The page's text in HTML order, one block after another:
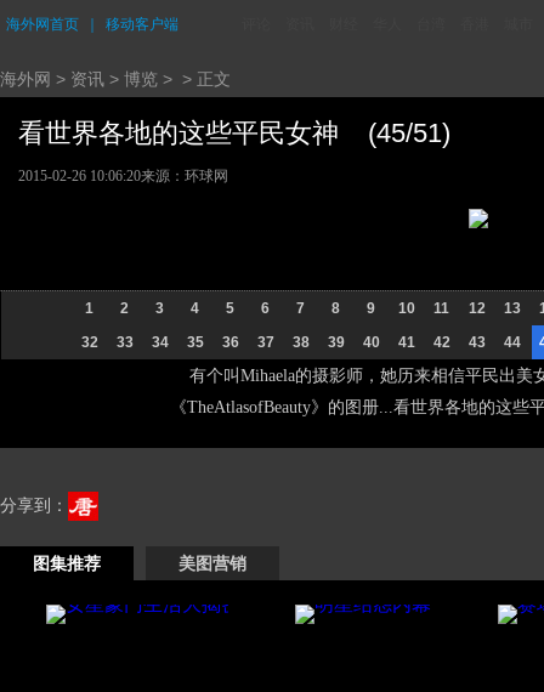
海外网首页 移动客户端
海外网 > 资讯 > 博览 > > 正文
看世界各地的这些平民女神 (45/51)
2015-02-26 10:06:20来源：环球网
1 2 3 4 5 6 7 8 9 10 11 12 13
32
33 34 35 36 37 38 39 40 41 42 43 44
有个叫Mihaela的摄影师，她历来相信平民出美
《TheAtlasofBeauty》的图册...看世界各地的这
分享到：
图集推荐 美图营销